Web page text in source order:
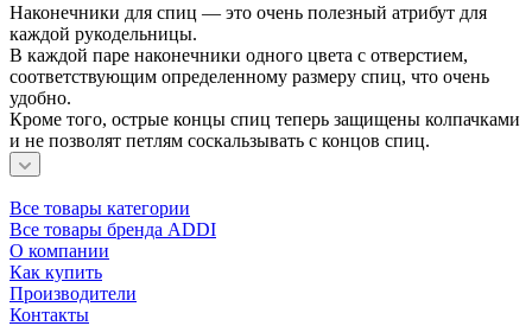
Наконечники для спиц — это очень полезный атрибут для
каждой рукодельницы.
В каждой паре наконечники одного цвета с отверстием,
соответствующим определенному размеру спиц, что очень
удобно.
Кроме того, острые концы спиц теперь защищены колпачками
и не позволят петлям соскальзывать с концов спиц.
Все товары категории
Все товары бренда ADDI
О компании
Как купить
Производители
Контакты